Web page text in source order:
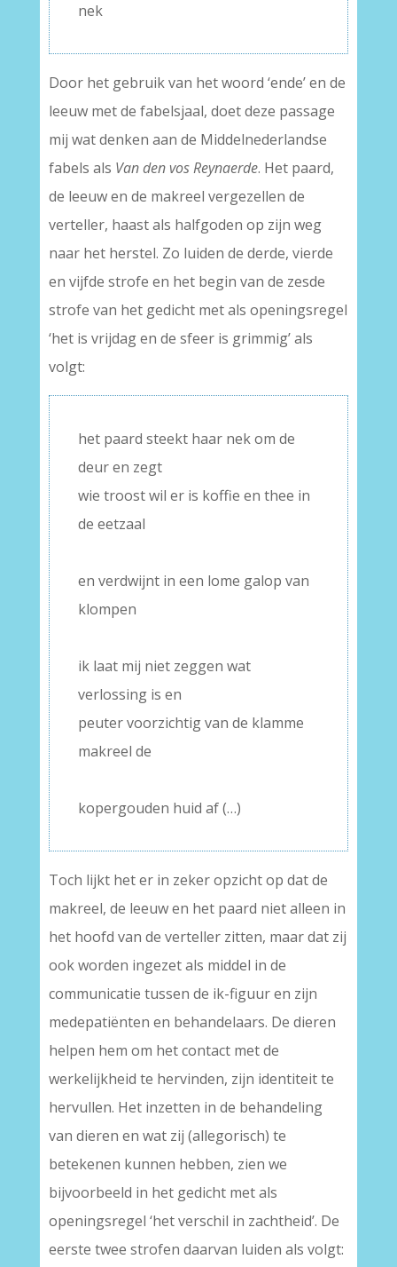
nek
Door het gebruik van het woord ‘ende’ en de
leeuw met de fabelsjaal, doet deze passage
mij wat denken aan de Middelnederlandse
fabels als Van den vos Reynaerde. Het paard,
de leeuw en de makreel vergezellen de
verteller, haast als halfgoden op zijn weg
naar het herstel. Zo luiden de derde, vierde
en vijfde strofe en het begin van de zesde
strofe van het gedicht met als openingsregel
‘het is vrijdag en de sfeer is grimmig’ als
volgt:
het paard steekt haar nek om de
deur en zegt
wie troost wil er is koffie en thee in
de eetzaal
en verdwijnt in een lome galop van
klompen
ik laat mij niet zeggen wat
verlossing is en
peuter voorzichtig van de klamme
makreel de
kopergouden huid af (…)
Toch lijkt het er in zeker opzicht op dat de
makreel, de leeuw en het paard niet alleen in
het hoofd van de verteller zitten, maar dat zij
ook worden ingezet als middel in de
communicatie tussen de ik-figuur en zijn
medepatiënten en behandelaars. De dieren
helpen hem om het contact met de
werkelijkheid te hervinden, zijn identiteit te
hervullen. Het inzetten in de behandeling
van dieren en wat zij (allegorisch) te
betekenen kunnen hebben, zien we
bijvoorbeeld in het gedicht met als
openingsregel ‘het verschil in zachtheid’. De
eerste twee strofen daarvan luiden als volgt: